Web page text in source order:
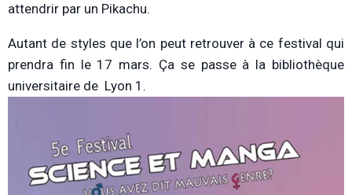
attendrir par un Pikachu.
Autant de styles que l’on peut retrouver à ce festival qui
prendra fin le 17 mars. Ça se passe à la bibliothèque
universitaire de Lyon 1.